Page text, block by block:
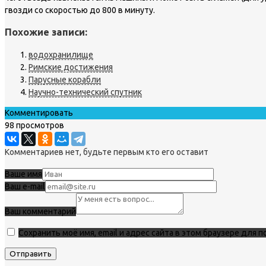
гвозди со скоростью до 800 в минуту.
Похожие записи:
водохранилище
Римские достижения
Парусные корабли
Научно-технический спутник
Комментировать
98 просмотров
Комментариев нет, будьте первым кто его оставит
Ваше имя
Ваш e-mail
Ваш комментарий
Сохранить моё имя, email и адрес сайта в этом браузере